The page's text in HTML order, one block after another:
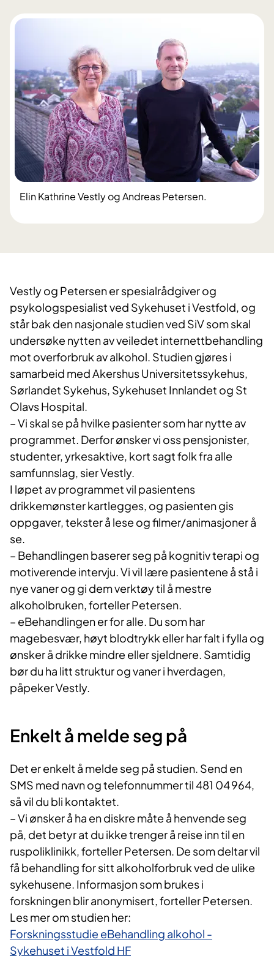
Elin Kathrine Vestly og Andreas Petersen.
Vestly og Petersen er spesialrådgiver og
psykologspesialist ved Sykehuset i Vestfold, og
står bak den nasjonale studien ved SiV som skal
undersøke nytten av veiledet internettbehandling
mot overforbruk av alkohol. Studien gjøres i
samarbeid med Akershus Universitetssykehus,
Sørlandet Sykehus, Sykehuset Innlandet og St
Olavs Hospital.
– Vi skal se på hvilke pasienter som har nytte av
programmet. Derfor ønsker vi oss pensjonister,
studenter, yrkesaktive, kort sagt folk fra alle
samfunnslag, sier Vestly.
I løpet av programmet vil pasientens
drikkemønster kartlegges, og pasienten gis
oppgaver, tekster å lese og filmer/animasjoner å
se.
– Behandlingen baserer seg på kognitiv terapi og
motiverende intervju. Vi vil lære pasientene å stå i
nye vaner og gi dem verktøy til å mestre
alkoholbruken, forteller Petersen.
– eBehandlingen er for alle. Du som har
magebesvær, høyt blodtrykk eller har falt i fylla og
ønsker å drikke mindre eller sjeldnere. Samtidig
bør du ha litt struktur og vaner i hverdagen,
påpeker Vestly.
Enkelt å melde seg på
Det er enkelt å melde seg på studien. Send en
SMS med navn og telefonnummer til 481 04 964,
så vil du bli kontaktet.
– Vi ønsker å ha en diskre måte å henvende seg
på, det betyr at du ikke trenger å reise inn til en
ruspoliklinikk, forteller Petersen. De som deltar vil
få behandling for sitt alkoholforbruk ved de ulike
sykehusene. Informasjon som brukes i
forskningen blir anonymisert, forteller Petersen.
Les mer om studien her:
Forskningsstudie eBehandling alkohol -
Sykehuset i Vestfold HF